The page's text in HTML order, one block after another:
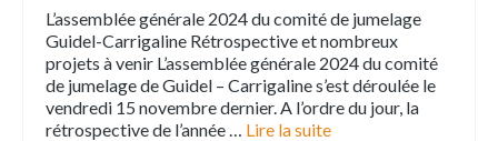
L’assemblée générale 2024 du comité de jumelage
Guidel-Carrigaline Rétrospective et nombreux
projets à venir L’assemblée générale 2024 du comité
de jumelage de Guidel – Carrigaline s’est déroulée le
vendredi 15 novembre dernier. A l’ordre du jour, la
rétrospective de l’année … Lire la suite